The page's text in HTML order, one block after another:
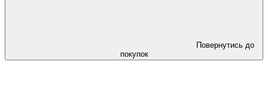
Повернутись до
покупок